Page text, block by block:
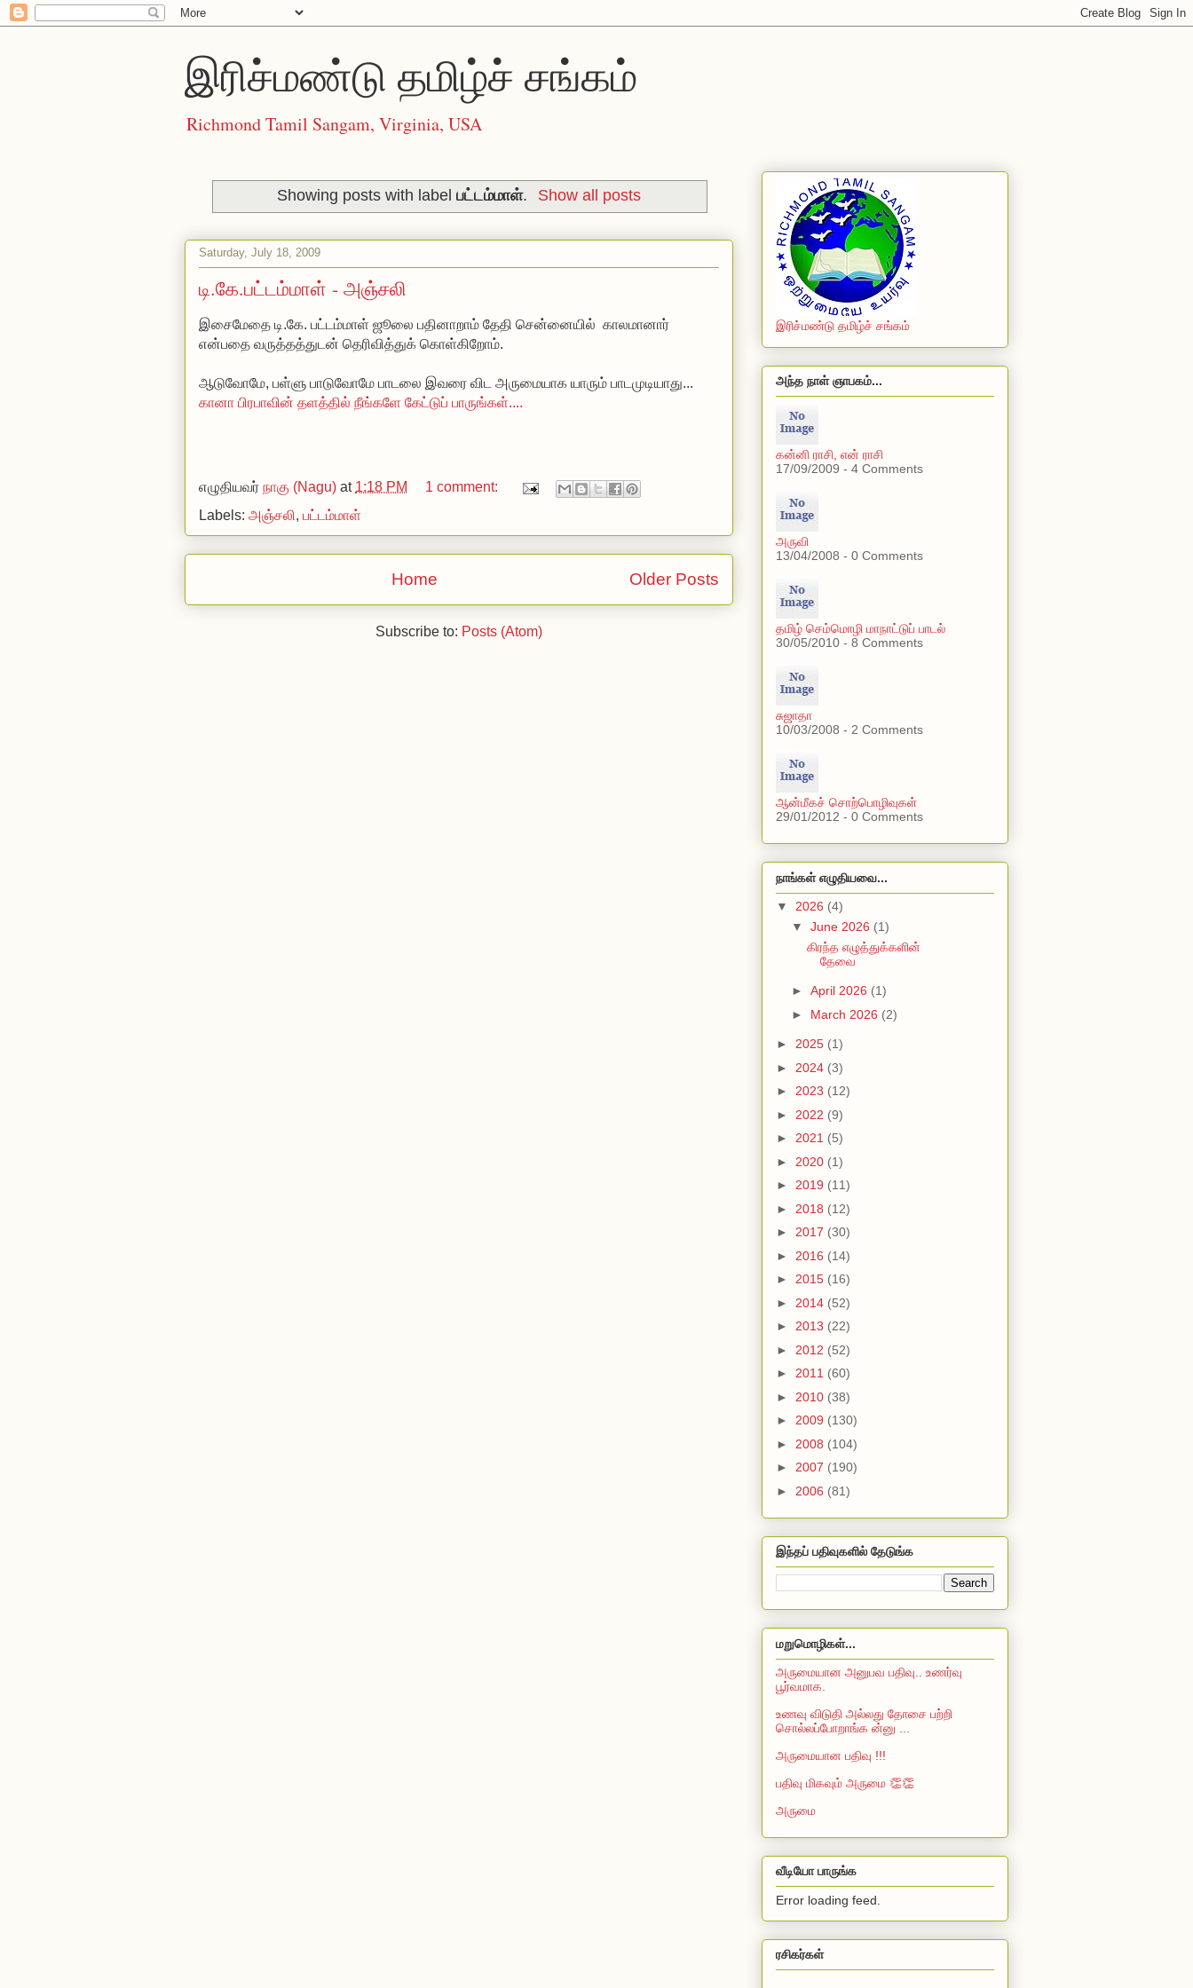
இரிச்மண்டு தமிழ்ச் சங்கம்
Richmond Tamil Sangam, Virginia, USA
Showing posts with label பட்டம்மாள். Show all posts
Saturday, July 18, 2009
டி.கே.பட்டம்மாள் - அஞ்சலி
இசைமேதை டி.கே. பட்டம்மாள் ஜூலை பதினாறாம் தேதி சென்னையில் காலமானார்
என்பதை வருத்தத்துடன் தெரிவித்துக் கொள்கிறோம்.
ஆடுவோமே, பள்ளு பாடுவோமே பாடலை இவரை விட அருமையாக யாரும் பாடமுடியாது...
கானா பிரபாவின் தளத்தில் நீங்களே கேட்டுப் பாருங்கள்....
எழுதியவர் நாகு (Nagu) at 1:18 PM
1 comment:
Labels: அஞ்சலி, பட்டம்மாள்
Older Posts
Home
Subscribe to: Posts (Atom)
இரிச்மண்டு தமிழ்ச் சங்கம்
அந்த நாள் ஞாபகம்...
கன்னி ராசி, என் ராசி
17/09/2009 - 4 Comments
அருவி
13/04/2008 - 0 Comments
தமிழ் செம்மொழி மாநாட்டுப் பாடல்
30/05/2010 - 8 Comments
சுஜாதா
10/03/2008 - 2 Comments
ஆன்மீகச் சொற்பொழிவுகள்
29/01/2012 - 0 Comments
நாங்கள் எழுதியவை...
▼ 2026 (4)
▼ June 2026 (1)
கிரந்த எழுத்துக்களின்
தேவை
► April 2026 (1)
► March 2026 (2)
► 2025 (1)
► 2024 (3)
► 2023 (12)
► 2022 (9)
► 2021 (5)
► 2020 (1)
► 2019 (11)
► 2018 (12)
► 2017 (30)
► 2016 (14)
► 2015 (16)
► 2014 (52)
► 2013 (22)
► 2012 (52)
► 2011 (60)
► 2010 (38)
► 2009 (130)
► 2008 (104)
► 2007 (190)
► 2006 (81)
இந்தப் பதிவுகளில் தேடுங்க
மறுமொழிகள்...
அருமையான அனுபவ பதிவு.. உணர்வு
பூர்வமாக.
உணவு விடுதி அல்லது தோசை பற்றி
சொல்லப்போறாங்க ன்னு ...
அருமையான பதிவு !!!
பதிவு மிகவும் அருமை 👏👏
அருமை
வீடியோ பாருங்க
Error loading feed.
ரசிகர்கள்